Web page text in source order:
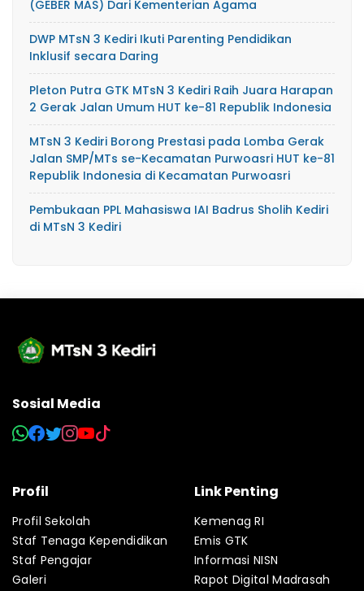
(GEBER MAS) Dari Kementerian Agama
DWP MTsN 3 Kediri Ikuti Parenting Pendidikan
Inklusif secara Daring
Pleton Putra GTK MTsN 3 Kediri Raih Juara Harapan
2 Gerak Jalan Umum HUT ke-81 Republik Indonesia
MTsN 3 Kediri Borong Prestasi pada Lomba Gerak
Jalan SMP/MTs se-Kecamatan Purwoasri HUT ke-81
Republik Indonesia di Kecamatan Purwoasri
Pembukaan PPL Mahasiswa IAI Badrus Sholih Kediri
di MTsN 3 Kediri
Sosial Media
Profil
Profil Sekolah
Staf Tenaga Kependidikan
Staf Pengajar
Galeri
Link Penting
Kemenag RI
Emis GTK
Informasi NISN
Rapot Digital Madrasah